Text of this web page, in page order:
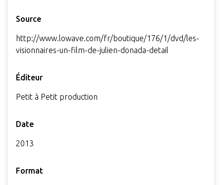
Source
http://www.lowave.com/fr/boutique/176/1/dvd/les-
visionnaires-un-film-de-julien-donada-detail
Éditeur
Petit à Petit production
Date
2013
Format